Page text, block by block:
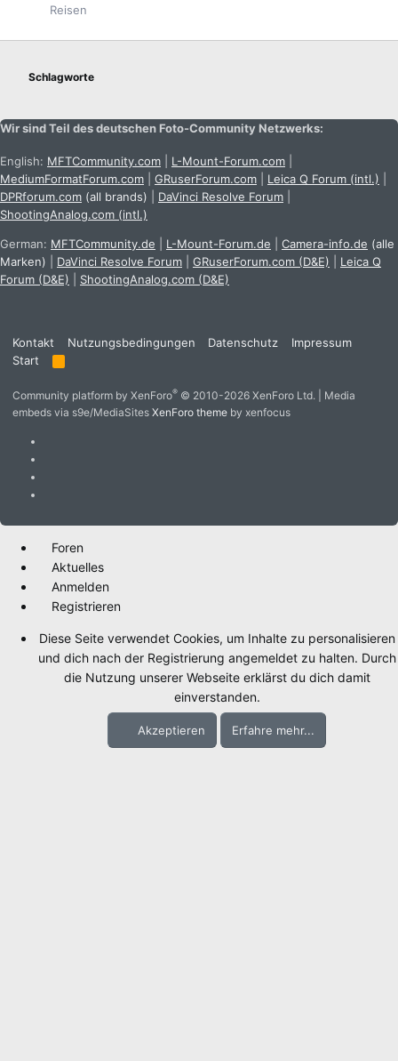
Reisen
Schlagworte
Wir sind Teil des deutschen Foto-Community Netzwerks:
English: MFTCommunity.com L-Mount-Forum.com
MediumFormatForum.com
GRuserForum.com Leica Q Forum (intl.)
DPRforum.com (all brands) DaVinci Resolve Forum
ShootingAnalog.com (intl.)
German: MFTCommunity.de L-Mount-Forum.de Camera-info.de (alle
Marken)
DaVinci Resolve Forum GRuserForum.com (D&E)
Leica Q
Forum (D&E)
ShootingAnalog.com (D&E)
Kontakt Nutzungsbedingungen Datenschutz
Impressum
Start
R
S
Community platform by XenForo® © 2010-2026 XenForo Ltd.
Media
embeds via s9e/MediaSites XenForo theme by xenfocus
Foren
Aktuelles
Anmelden
Registrieren
Diese Seite verwendet Cookies, um Inhalte zu personalisieren
und dich nach der Registrierung angemeldet zu halten. Durch
die Nutzung unserer Webseite erklärst du dich damit
einverstanden.
Akzeptieren Erfahre mehr...